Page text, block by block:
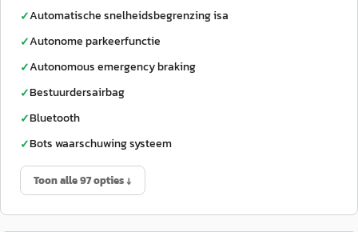
✓Automatische snelheidsbegrenzing isa
✓Autonome parkeerfunctie
✓Autonomous emergency braking
✓Bestuurdersairbag
✓Bluetooth
✓Bots waarschuwing systeem
Toon alle 97 opties ↓